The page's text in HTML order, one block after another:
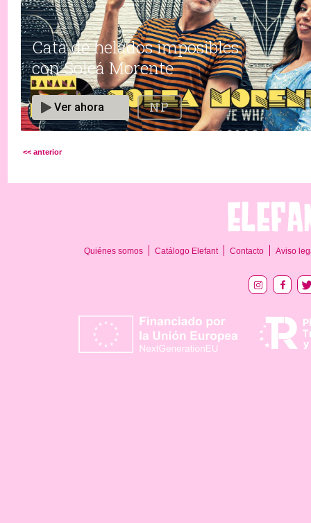
<< anterior
Quiénes somos Catálogo Elefant Contacto Aviso